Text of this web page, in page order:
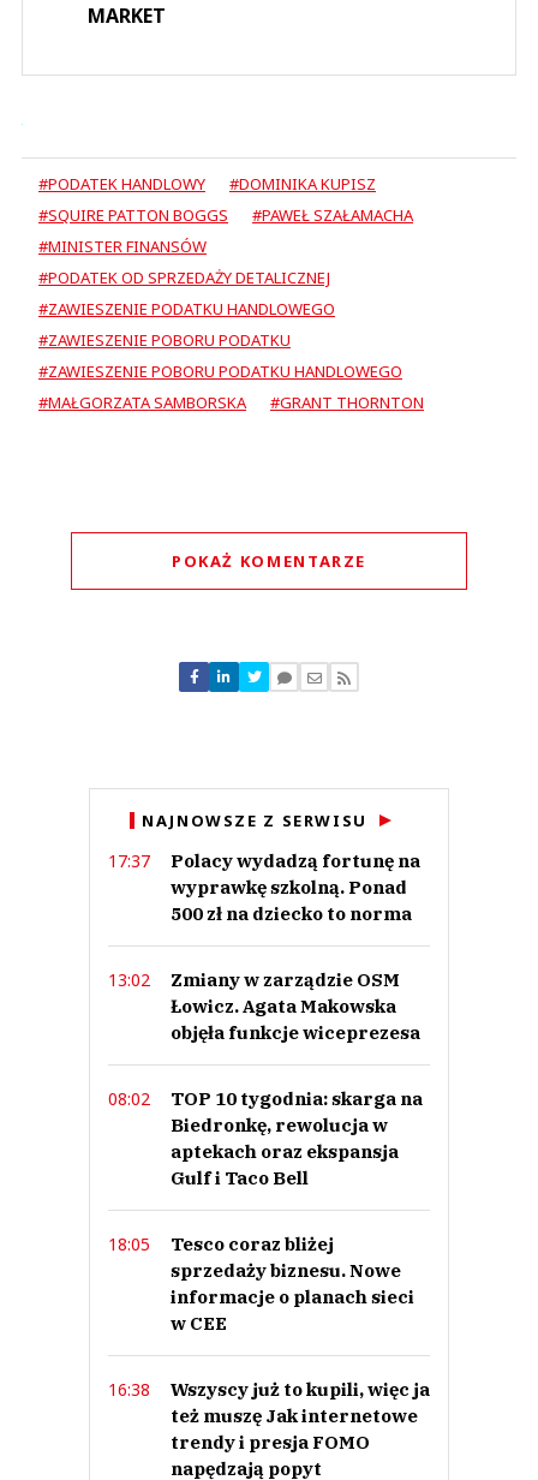
MARKET
#PODATEK HANDLOWY
#DOMINIKA KUPISZ
#SQUIRE PATTON BOGGS
#PAWEŁ SZAŁAMACHA
#MINISTER FINANSÓW
#PODATEK OD SPRZEDAŻY DETALICZNEJ
#ZAWIESZENIE PODATKU HANDLOWEGO
#ZAWIESZENIE POBORU PODATKU
#ZAWIESZENIE POBORU PODATKU HANDLOWEGO
#MAŁGORZATA SAMBORSKA
#GRANT THORNTON
POKAŻ KOMENTARZE
Nie znaleziono komentarzy
Zostaw swoje komentarze
NAJNOWSZE Z SERWISU
17:37
Polacy wydadzą fortunę na
wyprawkę szkolną. Ponad
500 zł na dziecko to norma
13:02
Zmiany w zarządzie OSM
Łowicz. Agata Makowska
objęła funkcje wiceprezesa
08:02
TOP 10 tygodnia: skarga na
Biedronkę, rewolucja w
aptekach oraz ekspansja
Gulf i Taco Bell
18:05
Tesco coraz bliżej
sprzedaży biznesu. Nowe
informacje o planach sieci
w CEE
16:38
Wszyscy już to kupili, więc ja
też muszę Jak internetowe
trendy i presja FOMO
napędzają popyt